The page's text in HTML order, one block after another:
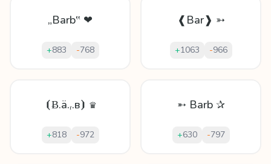
„Barb‟ ❤
+883 -768
❰Bar❱ ➳
+1063 -966
⦗Ƀ.ä.ᵣ.в⦘ ♛
+818 -972
➵ Barb ✰
+630 -797